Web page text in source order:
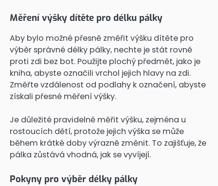
Měření výšky dítěte pro délku pálky
Aby bylo možné přesně změřit výšku dítěte pro
výběr správné délky pálky, nechte je stát rovně
proti zdi bez bot. Použijte plochý předmět, jako je
kniha, abyste označili vrchol jejich hlavy na zdi.
Změřte vzdálenost od podlahy k označení, abyste
získali přesné měření výšky.
Je důležité pravidelně měřit výšku, zejména u
rostoucích dětí, protože jejich výška se může
během krátké doby výrazně změnit. To zajišťuje, že
pálka zůstává vhodná, jak se vyvíjejí.
Pokyny pro výběr délky pálky